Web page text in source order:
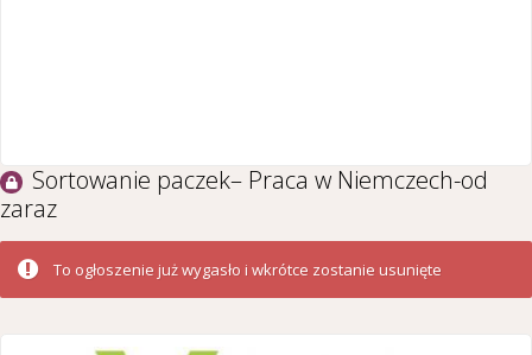
Sortowanie paczek– Praca w Niemczech-od
zaraz
To ogłoszenie już wygasło i wkrótce zostanie usunięte